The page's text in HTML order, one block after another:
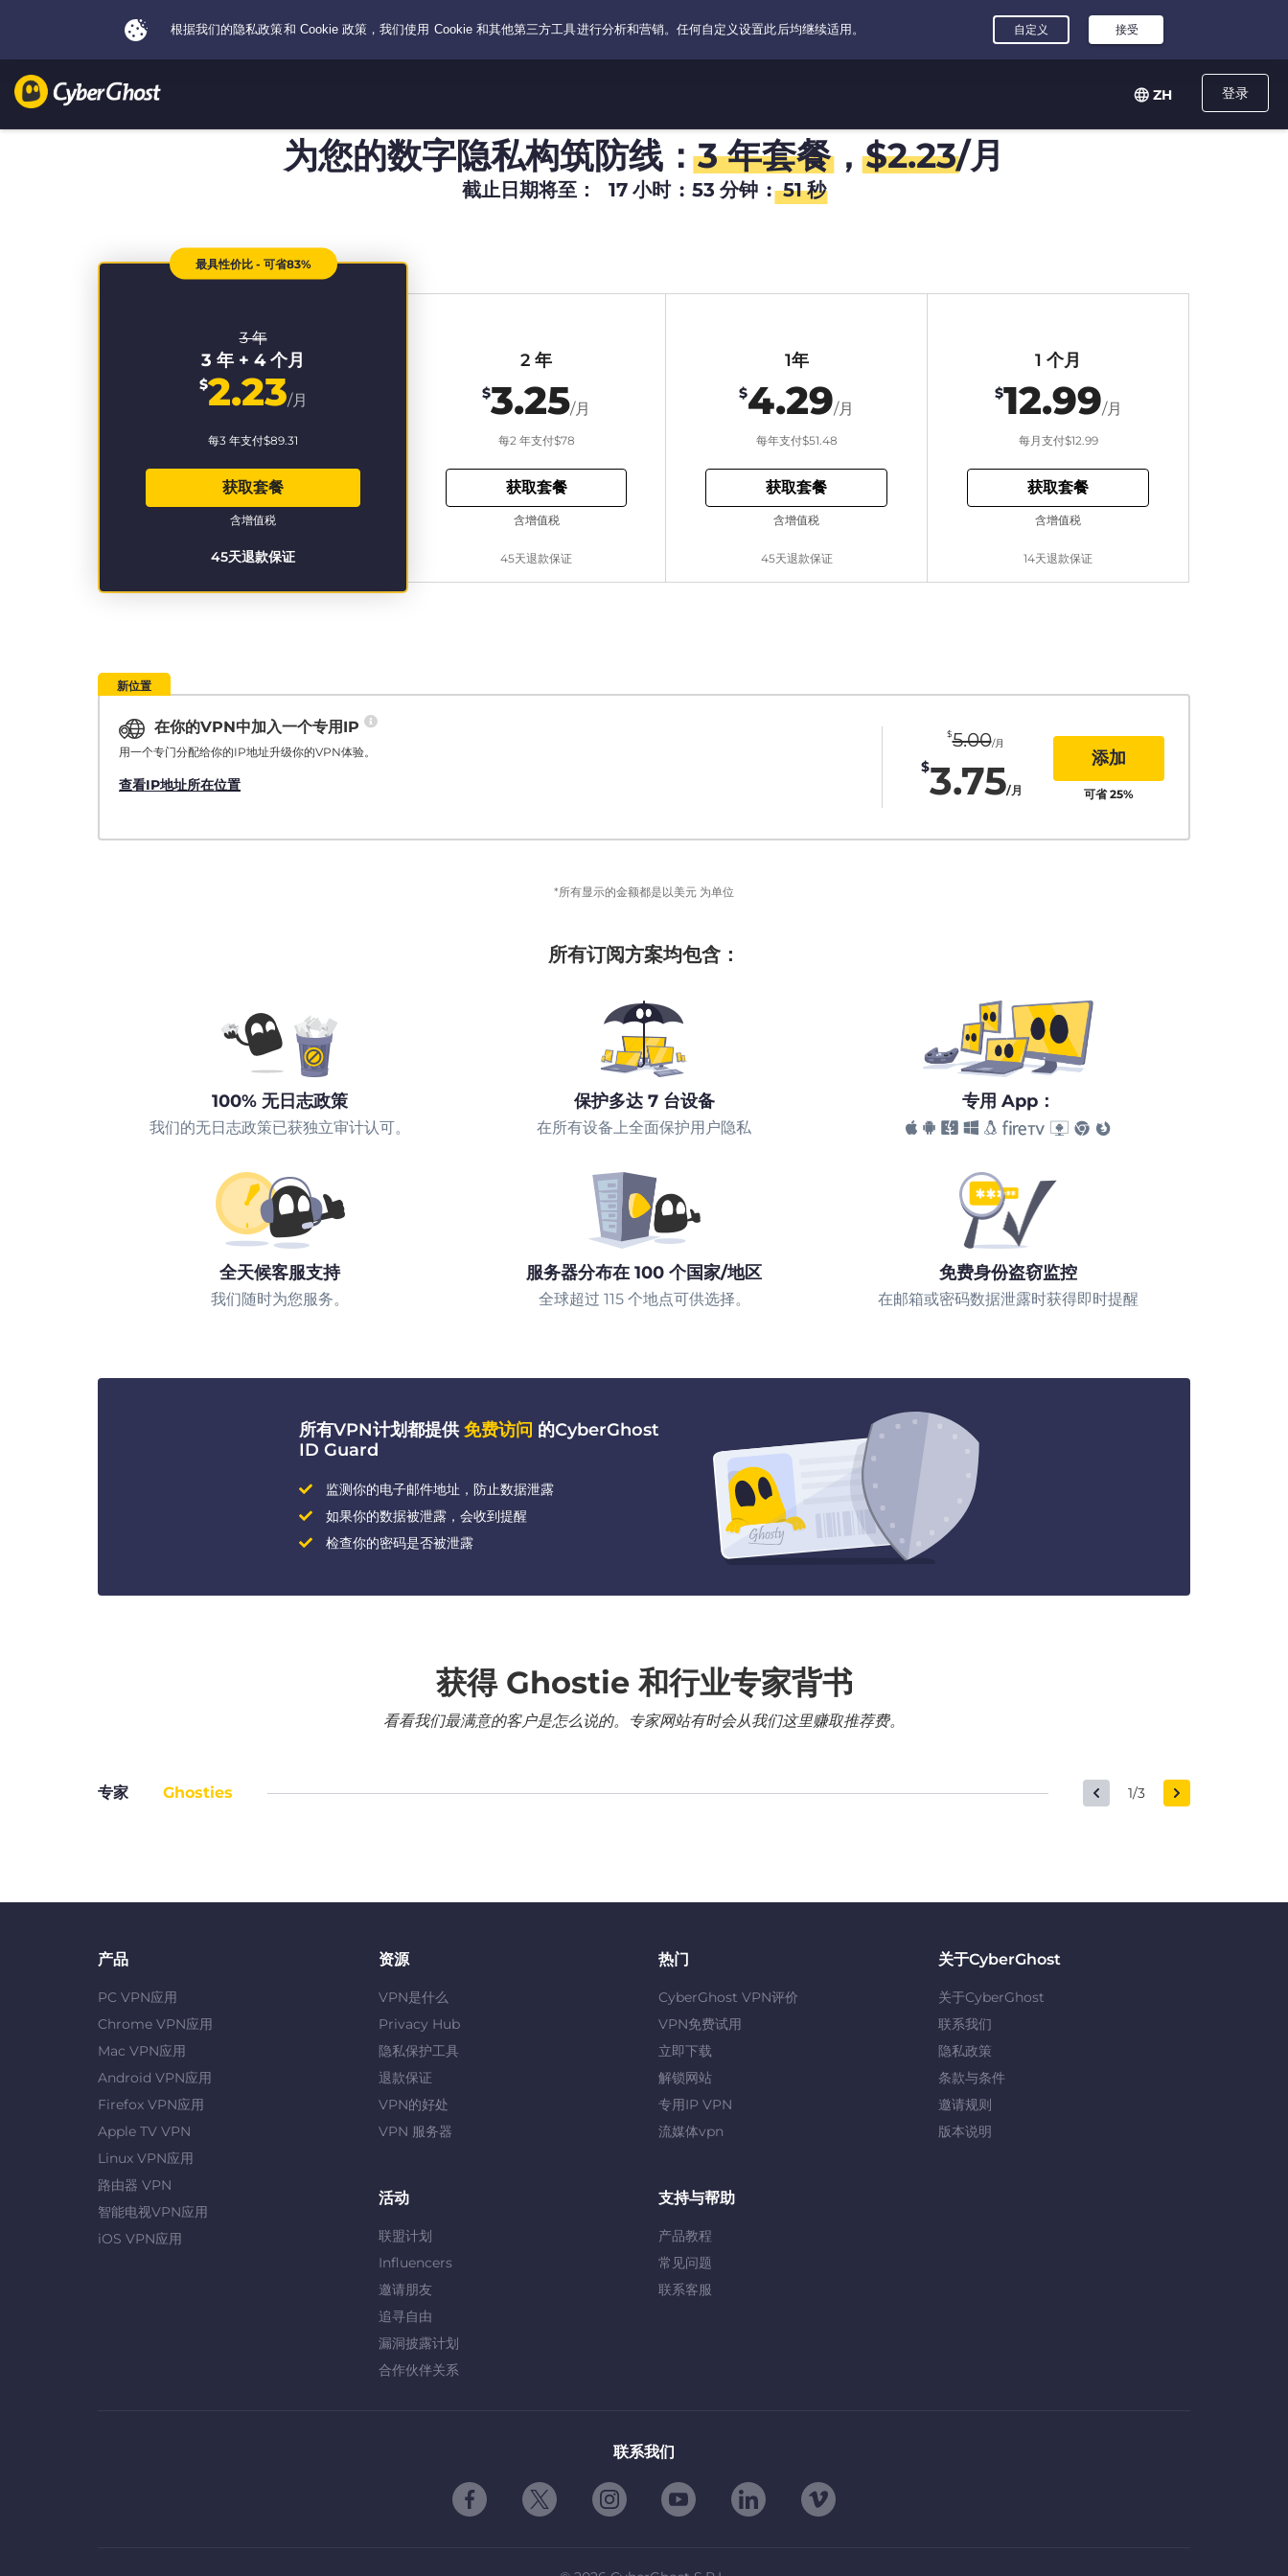
登录
ZH
为您的数字隐私构筑防线：3 年套餐，$2.23/月
截止日期将至： 17 小时 : 53 分钟 : 50 秒
最具性价比 - 可省83%
3 年
3 年 + 4 个月
$2.23/月
每3 年支付$89.31
获取套餐
45天退款保证
含增值税
2 年
$3.25/月
每2 年支付$78
获取套餐
45天退款保证
含增值税
1年
$4.29/月
每年支付$51.48
获取套餐
45天退款保证
含增值税
1 个月
$12.99/月
每月支付$12.99
获取套餐
14天退款保证
含增值税
新位置
在你的VPN中加入一个专用IP
用一个专门分配给你的IP地址升级你的VPN体验。
查看IP地址所在位置
$5.00/月
$3.75/月
添加
可省25%
*所有显示的金额都是以美元 为单位
所有订阅方案均包含：
100% 无日志政策
我们的无日志政策已获独立审计认可。
保护多达 7 台设备
在所有设备上全面保护用户隐私
专用 App：
全天候客服支持
我们随时为您服务。
服务器分布在 100 个国家/地区
全球超过 115 个地点可供选择。
免费身份盗窃监控
在邮箱或密码数据泄露时获得即时提醒
所有VPN计划都提供免费访问 的CyberGhost
ID Guard
监测你的电子邮件地址，防止数据泄露
如果你的数据被泄露，会收到提醒
检查你的密码是否被泄露
获得 Ghostie 和行业专家背书
看看我们最满意的客户是怎么说的。专家网站有时会从我们这里赚取推荐费。
专家 Ghosties 1/3
产品
PC VPN应用
Chrome VPN应用
Mac VPN应用
Android VPN应用
Firefox VPN应用
Apple TV VPN
Linux VPN应用
路由器 VPN
智能电视VPN应用
iOS VPN应用
资源
VPN是什么
Privacy Hub
隐私保护工具
退款保证
VPN的好处
VPN 服务器
热门
CyberGhost VPN评价
VPN免费试用
立即下载
解锁网站
专用IP VPN
流媒体vpn
关于CyberGhost
关于CyberGhost
联系我们
隐私政策
条款与条件
邀请规则
版本说明
活动
联盟计划
Influencers
邀请朋友
追寻自由
漏洞披露计划
合作伙伴关系
支持与帮助
产品教程
常见问题
联系客服
联系我们